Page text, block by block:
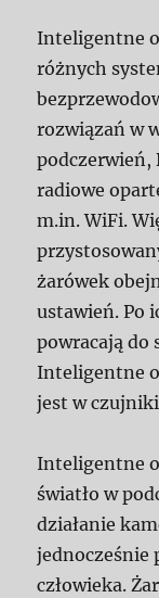
Inteligentne
różnych
rozwiązań w
podczerwień,
radiowe
m.in. WiFi.
żarówek
ustawień. Po
powracają do
Inteligentne
jest w
Inteligentne
światło w
działanie
jednocześnie
człowieka.